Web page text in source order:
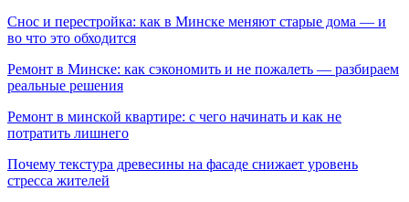
Снос и перестройка: как в Минске меняют старые дома — и
во что это обходится
Ремонт в Минске: как сэкономить и не пожалеть — разбираем
реальные решения
Ремонт в минской квартире: с чего начинать и как не
потратить лишнего
Почему текстура древесины на фасаде снижает уровень
стресса жителей